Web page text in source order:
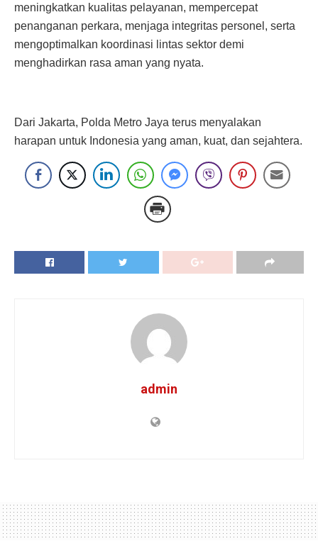
meningkatkan kualitas pelayanan, mempercepat
penanganan perkara, menjaga integritas personel, serta
mengoptimalkan koordinasi lintas sektor demi
menghadirkan rasa aman yang nyata.
Dari Jakarta, Polda Metro Jaya terus menyalakan
harapan untuk Indonesia yang aman, kuat, dan sejahtera.
admin